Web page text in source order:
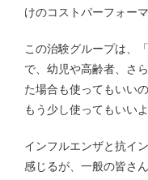
けのコストパーフォー
この治験グループは、
で、幼児や高齢者、さ
た場合も使ってもいい
もう少し使ってもいい
インフルエンザと抗イ
感じるが、一般の皆さ